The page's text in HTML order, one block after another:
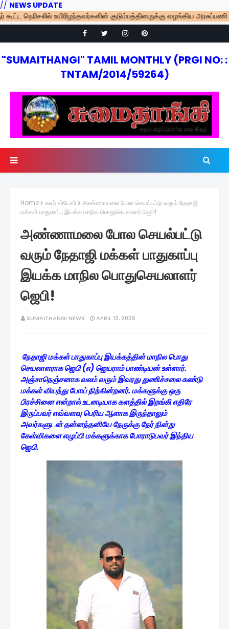
// NEWS UPDATE
நெரிசலில் உயிரிழந்தவர்களின் குடும்பத்தினருக்கு வழங்கிய அரசுப்பணி
"SUMAITHANGI" TAMIL MONTHLY (PRGI NO: :
TNTAM/2014/59264)
Home கவர் ஸ்டோரி
அண்ணாமலை போல செயல்பட்டு வரும் நேதாஜி
மக்கள் பாதுகாப்பு இயக்க மாநில பொதுசெயலாளர் ஜெபி!
அண்ணாமலை போல செயல்பட்டு
வரும் நேதாஜி மக்கள் பாதுகாப்பு
இயக்க மாநில பொதுசெயலாளர்
ஜெபி!
SUMAITHANGI NEWS APRIL 12, 2026
நேதாஜி மக்கள் பாதுகாப்பு இயக்கத்தின் மாநில பொது
செயலாளராக ஜெபி (எ) ஜெயராம் பாண்டியன் உள்ளார்.
அஞ்சாநெஞ்சனாக வலம் வரும் இவரது துணிச்சலை கண்டு
மக்கள் வியந்து போய் நிற்கின்றனர். மக்களுக்கு ஒரு
பிரச்சினை என்றால் உடனடியாக களத்தில் இறங்கி எதிரே
இருப்பவர் எவ்வளவு பெரிய ஆளாக இருந்தாலும்
அவர்களுடன் தன்னந்தனியே நேருக்கு நேர் நின்று
கேள்விகளை எழுப்பி மக்களுக்காக போராடுபவர் இந்திய
ஜெபி.